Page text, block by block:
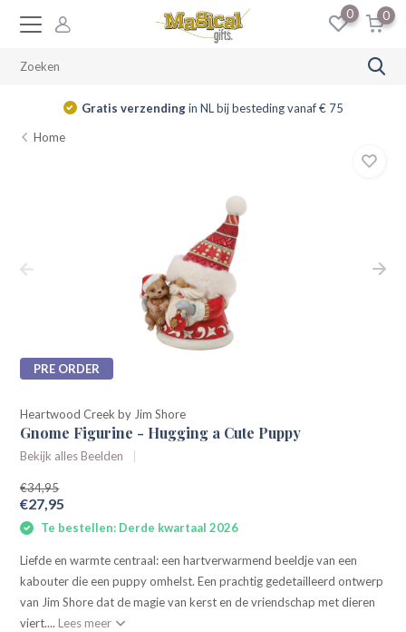
0 0
Gratis verzendingin NL bij besteding vanaf € 75
Home
PRE ORDER
Heartwood Creek by Jim Shore
Gnome Figurine - Hugging a Cute Puppy
Bekijk alles Beelden
€34,95
€27,95
Te bestellen: Derde kwartaal 2026
Liefde en warmte centraal: een hartverwarmend beeldje van een
kabouter die een puppy omhelst. Een prachtig gedetailleerd ontwerp
van Jim Shore dat de magie van kerst en de vriendschap met dieren
viert.... Lees meer